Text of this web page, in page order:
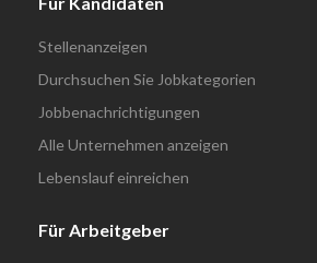
Stellenanzeigen
Durchsuchen Sie Jobkategorien
Jobbenachrichtigungen
Alle Unternehmen anzeigen
Lebenslauf einreichen
Für Arbeitgeber